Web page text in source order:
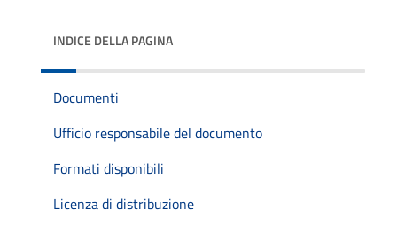
INDICE DELLA PAGINA
Documenti
Ufficio responsabile del documento
Formati disponibili
Licenza di distribuzione